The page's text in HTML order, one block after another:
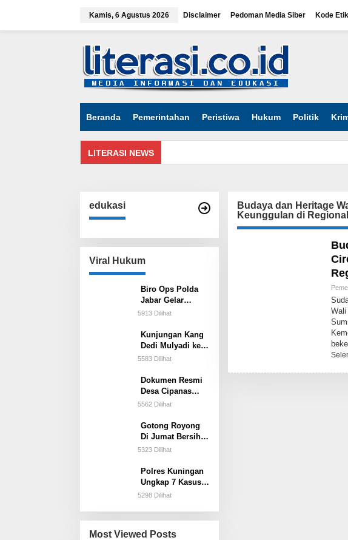
Kamis, 6 Agustus 2026 Disclaimer Pedoman Media Siber Kode
Beranda Pemerintahan Peristiwa Hukum Politik
LITERASI NEWS
edukasi
Viral Hukum
Biro Ops Polda
Jabar Gelar
Supervisi
Lodaya 2025 Di
Polres Cirebon
Kota Tekankan
Berlalulintas.
5913 Dilihat
Kunjungan Kang
Dedi Mulyadi ke
SMA 7 Cirebon
Dugaan Pungli
Dana PIP dan
Selama ini Dinas
Cirebon Pura-
Pura Tidak Tahu
5583 Dilihat
Dokumen Resmi
Desa Cipanas
Bongkar Dugaan
Kejaksaan dalam
Anggaran Desa
5562 Dilihat
Gotong Royong
Di Jumat Bersih
Wujud Sinergitas
Bersama
Masyarakat
Sandana
5323 Dilihat
Polres Kuningan
Ungkap 7 Kasus
Narkoba dalam
5298 Dilihat
Most Viewed Posts
Budaya dan Heritage
Keunggulan di
Wali